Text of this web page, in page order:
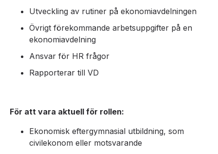
Utveckling av rutiner på ekonomiavdelningen
Övrigt förekommande arbetsuppgifter på en
ekonomiavdelning
Ansvar för HR frågor
Rapporterar till VD
För att vara aktuell för rollen:
Ekonomisk eftergymnasial utbildning, som
civilekonom eller motsvarande